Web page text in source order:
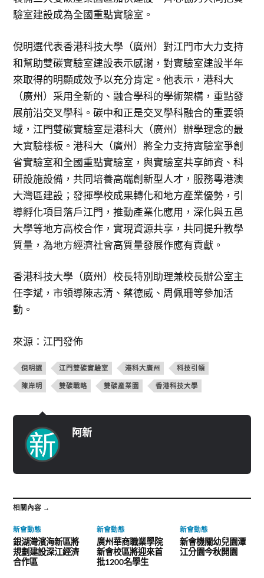
驗室建設成為全國重點實驗室。
倪明選代表香港科技大學（廣州）對江門市大力支持
和幫助雙碳實驗室建設表示感謝，對實驗室建設半年
來取得的明顯成效予以充分肯定。他表示，港科大
（廣州）采用全新的、融合學科的學術架構，重點發
展前沿交叉學科。碳中和正是交叉學科融合的重要領
域，江門雙碳實驗室是港科大（廣州）辦學理念的最
大實驗樣板。港科大（廣州）將全力支持實驗室爭創
省實驗室和全國重點實驗室，與實驗室共享師資、科
研設施設備，共同培養高端創新型人才，服務粵港澳
大灣區建設；發揮學校成果轉化和地方產業優勢，引
導孵化項目落戶江門，推動產業化應用，深化與五邑
大學等地方高校合作，實現資源共享，共同提升教學
質量，為地方經濟社會高質量發展作應有貢獻。
香港科技大學（廣州）校長特別助理兼校長辦公室主
任李斌，市領導陳志清、蔡德威、周佩珊等參加活
動。
來源：江門發佈
倪明選 江門雙碳實驗室 港科大廣州 科技引領
陳岸明 雙碳戰略 雙碳產業園 香港科技大學
阿新
相關內容 →
新會動態
銀湖灣濱海新區將
規劃建設深江經濟
合作區
新會動態
廣州華商職業學院
新會校區將迎來首
批1200名學生
新會動態
新會機關幼兒園潭
江分園今秋開園